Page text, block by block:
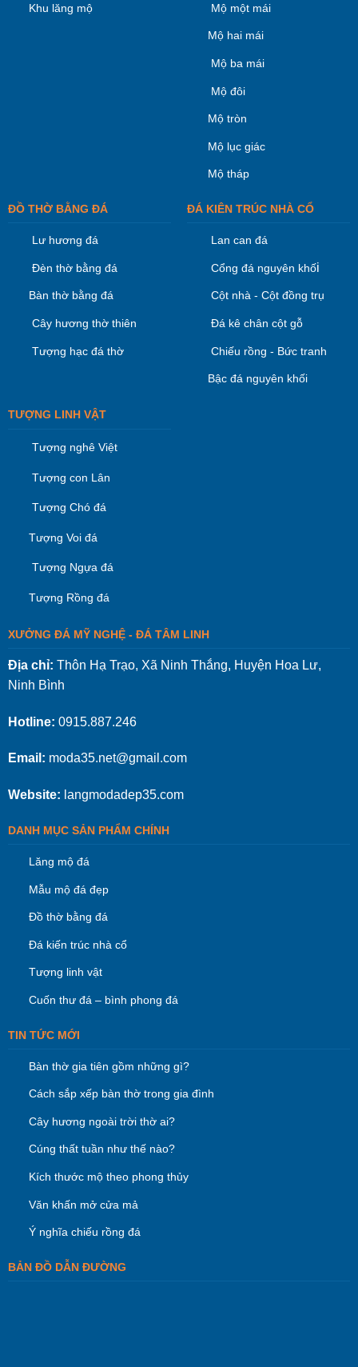
Khu lăng mộ Mộ một mái
Mộ hai mái
Mộ ba mái
Mộ đôi
Mộ tròn
Mộ lục giác
Mộ tháp
ĐỒ THỜ BẰNG ĐÁ
Lư hương đá
Đèn thờ bằng đá
Bàn thờ bằng đá
Cây hương thờ thiên
Tượng hạc đá thờ
ĐÁ KIÊN TRÚC NHÀ CỔ
Lan can đá
Cổng đá nguyên khối
Cột nhà - Cột đồng trụ
Đá kê chân cột gỗ
Chiếu rồng - Bức tranh
Bậc đá nguyên khối
TƯỢNG LINH VẬT
Tượng nghê Việt
Tượng con Lân
Tượng Chó đá
Tượng Voi đá
Tượng Ngựa đá
Tượng Rồng đá
XƯỞNG ĐÁ MỸ NGHỆ - ĐÁ TÂM LINH
Địa chỉ: Thôn Hạ Trạo, Xã Ninh Thắng, Huyện Hoa Lư,
Ninh Bình
Hotline: 0915.887.246
Email: moda35.net@gmail.com
Website: langmodadep35.com
DANH MỤC SẢN PHẨM CHÍNH
Lăng mộ đá
Mẫu mộ đá đẹp
Đồ thờ bằng đá
Đá kiến trúc nhà cổ
Tượng linh vật
Cuốn thư đá – bình phong đá
TIN TỨC MỚI
Bàn thờ gia tiên gồm những gì?
Cách sắp xếp bàn thờ trong gia đình
Cây hương ngoài trời thờ ai?
Cúng thất tuần như thế nào?
Kích thước mộ theo phong thủy
Văn khấn mở cửa mả
Ý nghĩa chiếu rồng đá
BẢN ĐỒ DẪN ĐƯỜNG